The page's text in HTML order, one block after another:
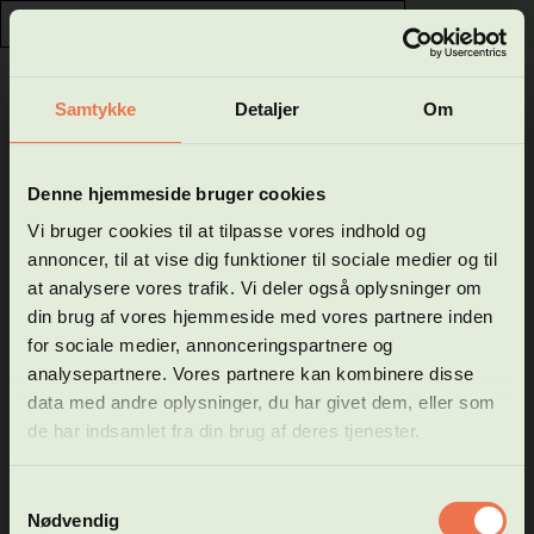
Samtykke Detaljer Om
Denne hjemmeside bruger cookies
Vi bruger cookies til at tilpasse vores indhold og
annoncer, til at vise dig funktioner til sociale medier og til
at analysere vores trafik. Vi deler også oplysninger om
din brug af vores hjemmeside med vores partnere inden
for sociale medier, annonceringspartnere og
analysepartnere. Vores partnere kan kombinere disse
data med andre oplysninger, du har givet dem, eller som
de har indsamlet fra din brug af deres tjenester.
Nødvendig
0
Dansk som andetsprog, D, D
TIL SØGNING
Pris: DKK 150,00
Om faget
Du lærer at udtrykke dig mere præcist og nuanceret i både
samtaler.
Vigtig info
Velkommen til Hf og VUC
Roskilde - Køges
webshop
I denne webshop kan du se vores hold på følgende
uddannelsestyper:
* Forberedende voksenundervisning (FVU)
* Almen voksenuddannelse (AVU)
* Højere forberedelseseksamen (HF)